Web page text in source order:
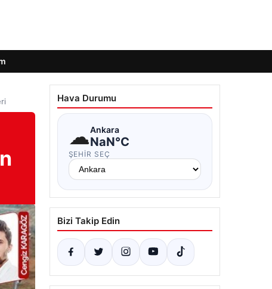
Hava Durumu
☁Ankara
NaN°C
ŞEHIR SEÇ
Bizi Takip Edin